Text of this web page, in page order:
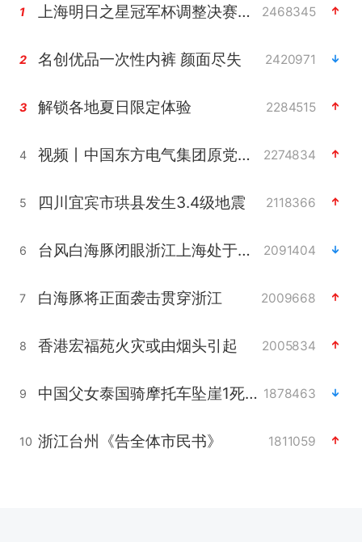
1 上海明日之星冠军杯调整决赛时间 2468345
2 名创优品一次性内裤 颜面尽失 2420971
3 解锁各地夏日限定体验 2284515
4 视频丨中国东方电气集团原党组副书记、董事宋致远被查 2274834
5 四川宜宾市珙县发生3.4级地震 2118366
6 台风白海豚闭眼浙江上海处于危险半圆 2091404
7 白海豚将正面袭击贯穿浙江 2009668
8 香港宏福苑火灾或由烟头引起 2005834
9 中国父女泰国骑摩托车坠崖1死1伤 1878463
10 浙江台州《告全体市民书》 1811059